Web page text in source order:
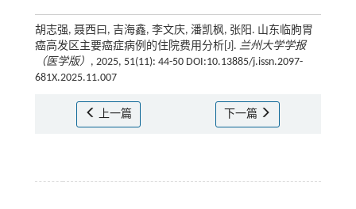
胡志强, 聂西曰, 吉海鑫, 李文庆, 潘凯枫, 张阳. 山东临朐胃
癌高发区主要癌症病例的住院费用分析[J]. 兰州大学学报
（医学版） , 2025, 51(11): 44-50 DOI:10.13885/j.issn.2097-
681X.2025.11.007
上一篇 下一篇